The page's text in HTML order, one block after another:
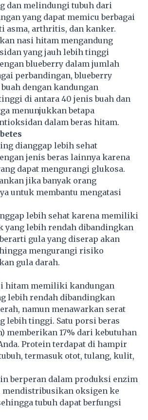
dan melindungi tubuh dari
yang dapat memicu berbagai
asma, arthritis, dan kanker.
nasi hitam mengandung
yang jauh lebih tinggi
blueberry dalam jumlah
perbandingan, blueberry
dengan kandungan
di antara 40 jenis buah dan
menunjukkan betapa
dalam beras hitam.
dianggap lebih sehat
jenis beras lainnya karena
dapat mengurangi glukosa.
jika banyak orang
untuk membantu mengatasi
lebih sehat karena memiliki
lebih rendah dibandingkan
gula yang diserap akan
mengurangi risiko
gula darah.
hitam memiliki kandungan
lebih rendah dibandingkan
namun menawarkan serat
lebih tinggi. Satu porsi beras
memberikan 17% dari kebutuhan
Protein terdapat di hampir
termasuk otot, tulang, kulit,
berperan dalam produksi enzim
mendistribusikan oksigen ke
tubuh dapat berfungsi